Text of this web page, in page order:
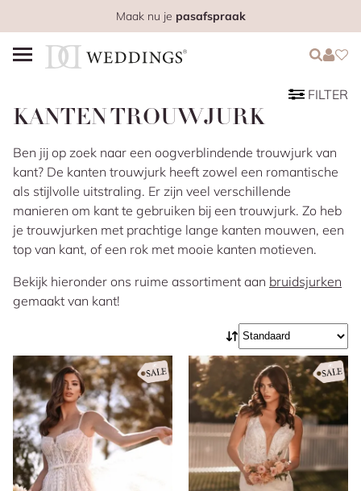
Maak nu je pasafspraak
Login
Login
KANTEN TROUWJURK
FILTER
Ben jij op zoek naar een oogverblindende trouwjurk van
kant? De kanten trouwjurk heeft zowel een romantische
als stijlvolle uitstraling. Er zijn veel verschillende
manieren om kant te gebruiken bij een trouwjurk. Zo heb
je trouwjurken met prachtige lange kanten mouwen, een
top van kant, of een rok met mooie kanten motieven.
Bekijk hieronder ons ruime assortiment aan bruidsjurken
gemaakt van kant!